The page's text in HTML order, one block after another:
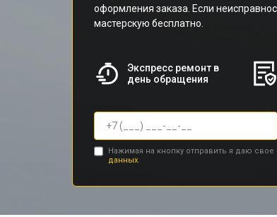
оформления заказа. Если
мастерскую бесплатно.
Экспресс ремонт в
день обращения
Нажимая на кнопку отправить я даю свое
данных.